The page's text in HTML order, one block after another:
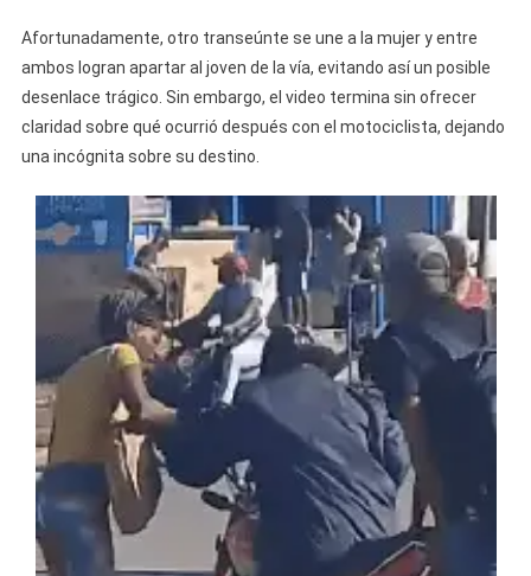
Afortunadamente, otro transeúnte se une a la mujer y entre
ambos logran apartar al joven de la vía, evitando así un posible
desenlace trágico. Sin embargo, el video termina sin ofrecer
claridad sobre qué ocurrió después con el motociclista, dejando
una incógnita sobre su destino.